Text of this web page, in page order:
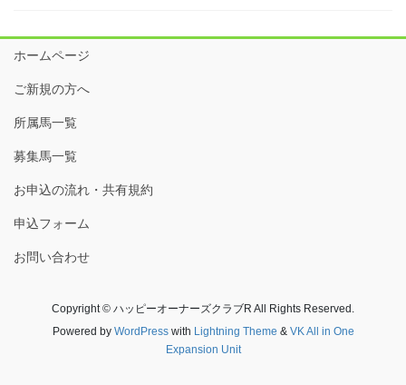
ホームページ
ご新規の方へ
所属馬一覧
募集馬一覧
お申込の流れ・共有規約
申込フォーム
お問い合わせ
Copyright © ハッピーオーナーズクラブR All Rights Reserved.
Powered by WordPresswith Lightning Theme & VK All in One
Expansion Unit